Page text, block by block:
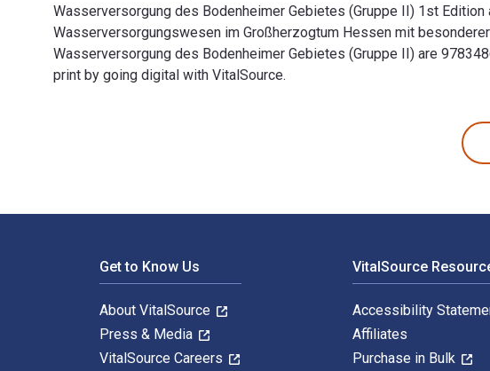
Wasserversorgung des Bodenheimer Gebietes (Gruppe II) 1st
Wasserversorgungswesen im Großherzogtum Hessen mit
Wasserversorgung des Bodenheimer Gebietes (Gruppe II) are
print by going digital with VitalSource.
Get to Know Us
About VitalSource
Press & Media
VitalSource Careers
VitalSource
Accessibility
Affiliates
Purchase in Bulk